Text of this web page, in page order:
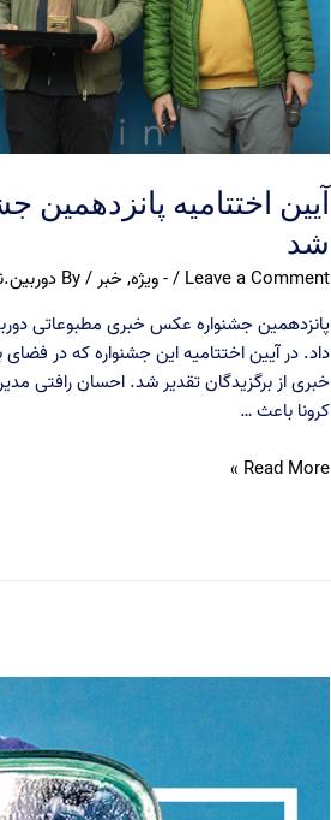
آیین اختتامیه
شد
Leave a Comment
/- ویژه,خبر/ By
پانزدهمین جشنواره عکس خبری مطبوعاتی
داد. در آیین اختتامیه این جشنواره که در
خبری از برگزیدگان تقدیر شد. احسان رافتی
کرونا باعث …
آیین
شد
Read More »